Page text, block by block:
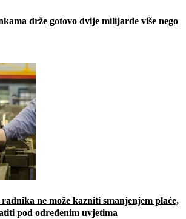
drže gotovo dvije milijarde više nego
ne može kazniti smanjenjem plaće,
pod određenim uvjetima